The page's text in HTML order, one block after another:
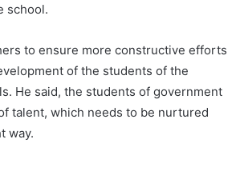
school.
to ensure more constructive efforts
of the students of the
He said, the students of government
talent, which needs to be nurtured
way.